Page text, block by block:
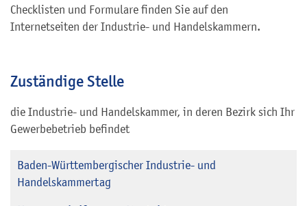
Checklisten und Formulare finden Sie auf den
Internetseiten der Industrie- und Handelskammern.
Zuständige Stelle
die Industrie- und Handelskammer, in deren Bezirk sich Ihr
Gewerbebetrieb befindet
Baden-Württembergischer Industrie- und
Handelskammertag